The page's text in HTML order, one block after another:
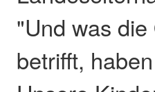
"Und was
betrifft,